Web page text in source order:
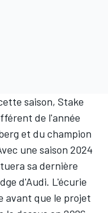
saison, Stake
de l'année
et du champion
une saison 2024
sa dernière
d'Audi. L'écurie
avant que le projet